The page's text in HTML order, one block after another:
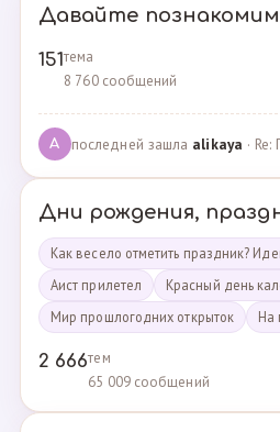
Давайте
151тема
8 760 сообщений
A последней зашла alikaya · Re:
Дни рождения,
Как весело отметить праздник?
Аист прилетел
Красный день
Мир прошлогодних открыток
На
2 666тем
65 009 сообщений